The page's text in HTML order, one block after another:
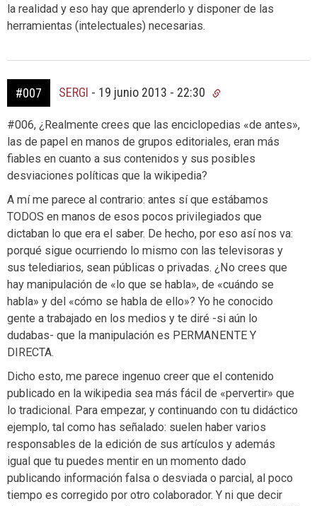
la realidad y eso hay que aprenderlo y disponer de las
herramientas (intelectuales) necesarias.
#007 SERGI - 19 junio 2013 - 22:30
#006, ¿Realmente crees que las enciclopedias «de antes»,
las de papel en manos de grupos editoriales, eran más
fiables en cuanto a sus contenidos y sus posibles
desviaciones políticas que la wikipedia?
A mí me parece al contrario: antes sí que estábamos
TODOS en manos de esos pocos privilegiados que
dictaban lo que era el saber. De hecho, por eso así nos va:
porqué sigue ocurriendo lo mismo con las televisoras y
sus telediarios, sean públicas o privadas. ¿No crees que
hay manipulación de «lo que se habla», de «cuándo se
habla» y del «cómo se habla de ello»? Yo he conocido
gente a trabajado en los medios y te diré -si aún lo
dudabas- que la manipulación es PERMANENTE Y
DIRECTA.
Dicho esto, me parece ingenuo creer que el contenido
publicado en la wikipedia sea más fácil de «pervertir» que
lo tradicional. Para empezar, y continuando con tu didáctico
ejemplo, tal como has señalado: suelen haber varios
responsables de la edición de sus artículos y además
igual que tu puedes mentir en un momento dado
publicando información falsa o desviada o parcial, al poco
tiempo es corregido por otro colaborador. Y ni que decir